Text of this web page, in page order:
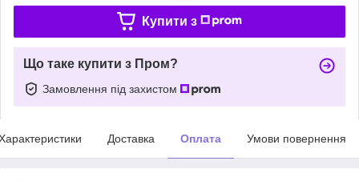
Купити з
Що таке купити з Пром?
Замовлення під захистом
Доставка Оплата Умови повернення